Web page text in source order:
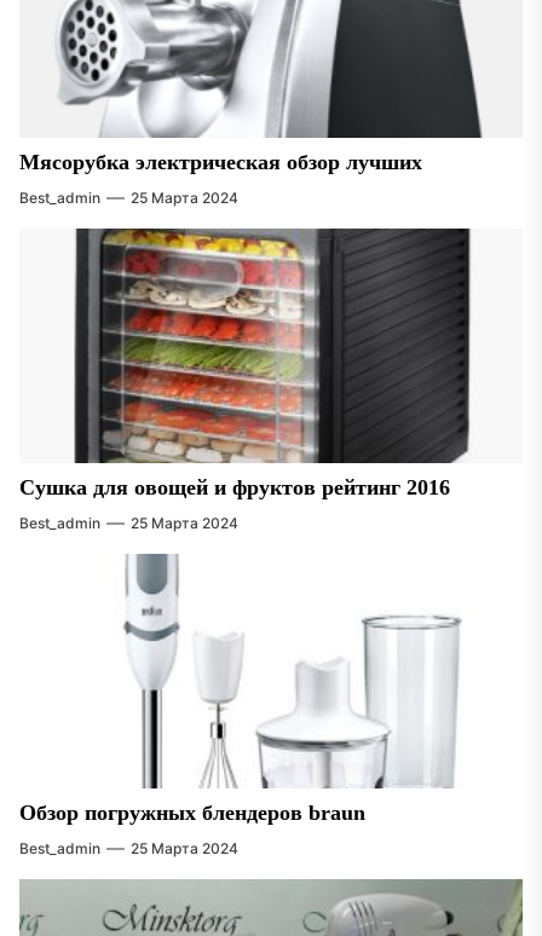
Мясорубка электрическая обзор лучших
Best_admin 25 Марта 2024
Сушка для овощей и фруктов рейтинг 2016
Best_admin 25 Марта 2024
Обзор погружных блендеров braun
Best_admin 25 Марта 2024